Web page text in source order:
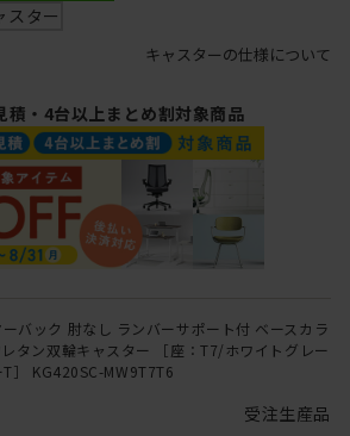
スター
キャスターの仕様について
・4台以上まとめ割対象商品
バック 肘なし ランバーサポート付 ベースカラ
タン双輪キャスター ［座：T7/ホワイトグレー
］ KG420SC-MW9T7T6
受注生産品